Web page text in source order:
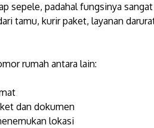
sepele, padahal fungsinya
tamu, kurir paket, layanan
rumah antara lain:
dan dokumen
lokasi